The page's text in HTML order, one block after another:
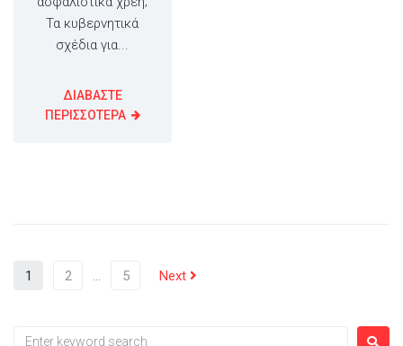
Τα κυβερνητικά
σχέδια για...
ΔΙΑΒΑΣΤΕ
ΠΕΡΙΣΣΟΤΕΡΑ
1 2 … 5 Next